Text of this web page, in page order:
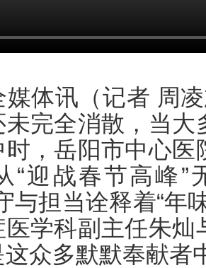
媒体讯（记者 周
完全消散，当
，岳阳市中心
“迎战春节高峰”
与担当诠释着“年
医学科副主任朱
众多默默奉献者